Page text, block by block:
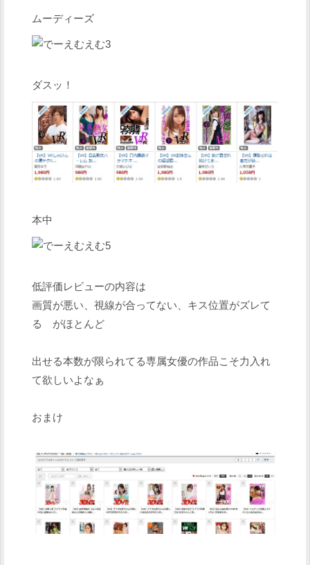
ムーディーズ
ダスッ！
本中
低評価レビューの内容は
画質が悪い、視線が合ってない、キス位置がズレて
る がほとんど
出せる本数が限られてる専属女優の作品こそ力入れ
て欲しいよなぁ
おまけ